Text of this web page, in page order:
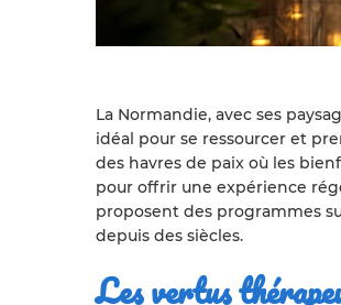
La Normandie, avec ses
idéal pour se ressourcer et
des havres de paix où les
pour offrir une expérience
proposent des programmes
depuis des siècles.
Les vertus